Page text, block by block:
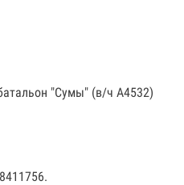
"Сумы" (в/ч А4532)